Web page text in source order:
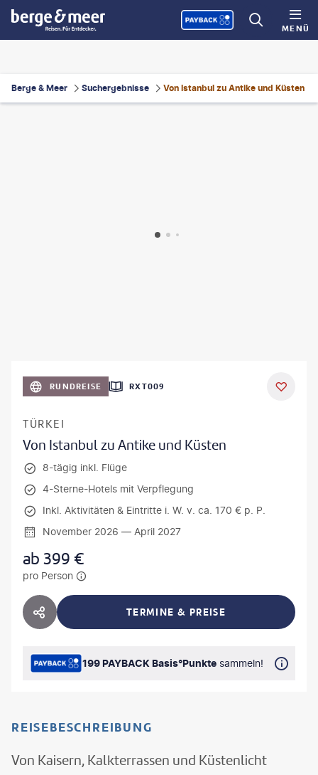
MENÜ
Berge & Meer Suchergebnisse Von Istanbul zu Antike und Küsten
RUNDREISE RXT009
TÜRKEI
Von Istanbul zu Antike und Küsten
8-tägig inkl. Flüge
4-Sterne-Hotels mit Verpflegung
Inkl. Aktivitäten & Eintritte i. W. v. ca. 170 € p. P.
November 2026 — April 2027
ab399 €
pro Person
HOTEL TEILEN TERMINE & PREISE
199 PAYBACK Basis°Punkte sammeln!
REISEBESCHREIBUNG
Von Kaisern, Kalkterrassen und Küstenlicht